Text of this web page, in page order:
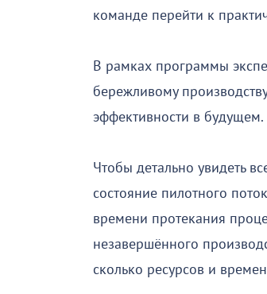
команде перейти к
В рамках программы
бережливому
эффективности в будущем.
Чтобы детально увидеть
состояние пилотного
времени протекания
незавершённого
сколько ресурсов и